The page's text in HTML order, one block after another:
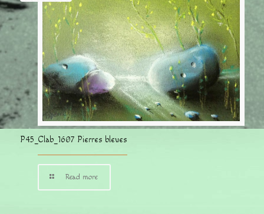
P45_Clab_1607 Pierres bleues
Read more